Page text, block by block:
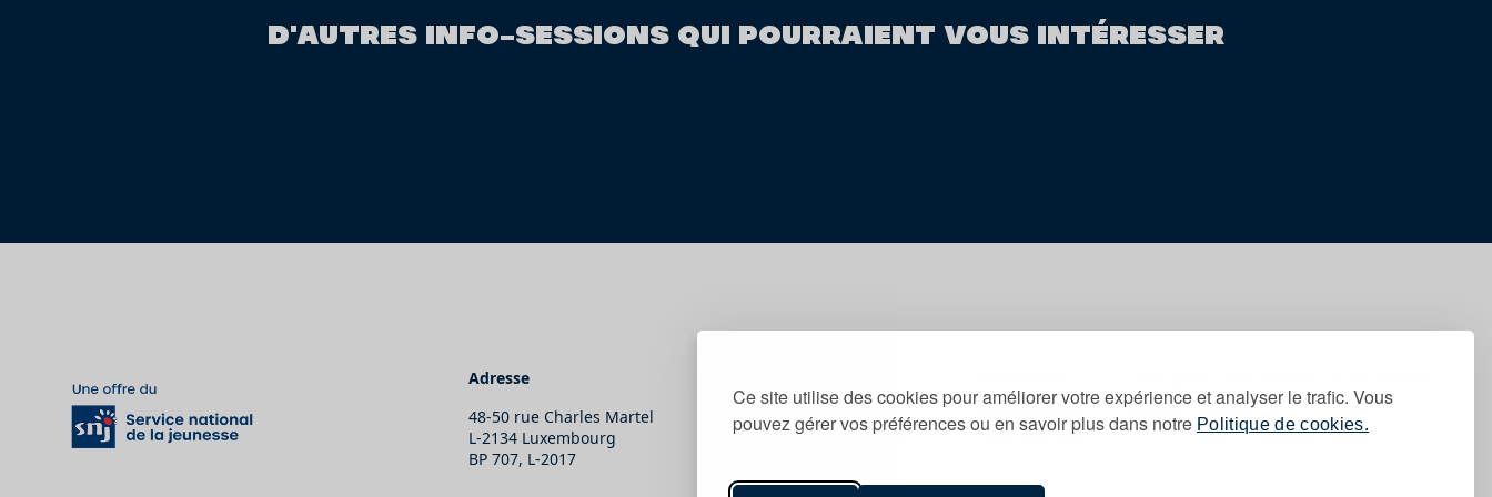
Ce site utilise des cookies pour améliorer votre expérience et analyser le trafic. Vous
pouvez gérer vos préférences ou en savoir plus dans notre Politique de cookies.
D'AUTRES INFO-SESSIONS QUI POURRAIENT VOUS INTÉRESSER
Adresse
48-50 rue Charles Martel
L-2134 Luxembourg
BP 707, L-2017
T. (+352) 247-86465
E.secretariat@snj.lu
Mentions légales